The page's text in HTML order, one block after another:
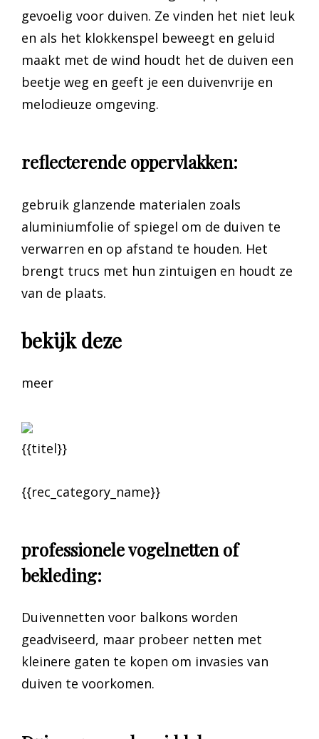
gevoelig voor duiven. Ze vinden het niet leuk
en als het klokkenspel beweegt en geluid
maakt met de wind houdt het de duiven een
beetje weg en geeft je een duivenvrije en
melodieuze omgeving.
reflecterende oppervlakken:
gebruik glanzende materialen zoals
aluminiumfolie of spiegel om de duiven te
verwarren en op afstand te houden. Het
brengt trucs met hun zintuigen en houdt ze
van de plaats.
bekijk deze
meer
{{titel}}
{{rec_category_name}}
professionele vogelnetten of
bekleding:
Duivennetten voor balkons worden
geadviseerd, maar probeer netten met
kleinere gaten te kopen om invasies van
duiven te voorkomen.